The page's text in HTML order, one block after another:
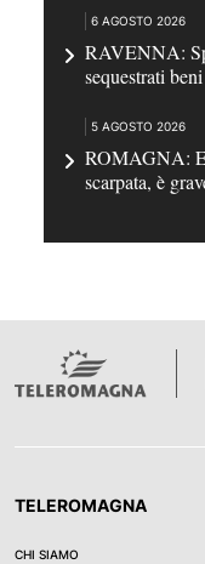
6 AGOSTO 2026
RAVENNA:
sequestrati
5 AGOSTO 2026
ROMAGNA:
scarpata, è
TELEROMAGNA
CHI SIAMO